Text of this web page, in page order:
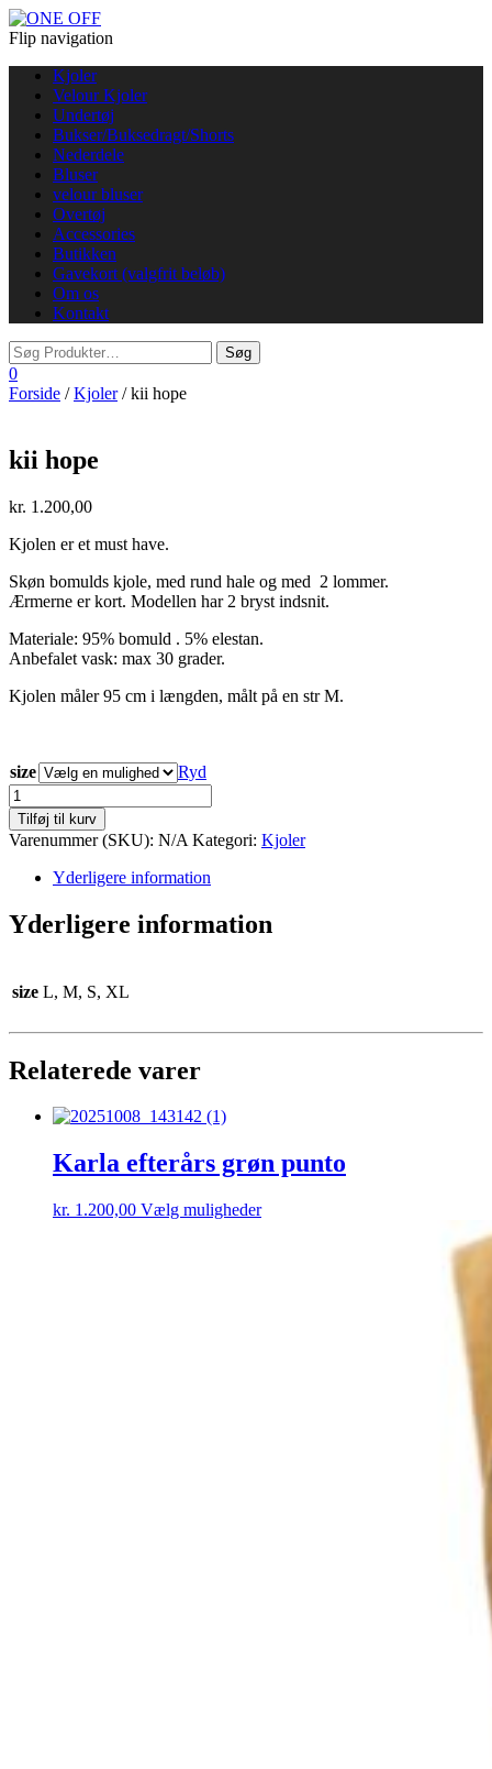
Flip navigation
Kjoler
Velour Kjoler
Undertøj
Bukser/Buksedragt/Shorts
Nederdele
Bluser
velour bluser
Overtøj
Accessories
Butikken
Gavekort (valgfrit beløb)
Om os
Kontakt
0
Forside /Kjoler/ kii hope
kii hope
kr. 1.200,00
Kjolen er et must have.
Skøn bomulds kjole, med rund hale og med 2 lommer.
Ærmerne er kort. Modellen har 2 bryst indsnit.
Materiale: 95% bomuld . 5% elestan.
Anbefalet vask: max 30 grader.
Kjolen måler 95 cm i længden, målt på en str M.
size
Ryd
kii
hope
antal
Tilføj til kurv
Varenummer (SKU): N/A Kategori: Kjoler
Yderligere information
Yderligere information
size L, M, S, XL
Relaterede varer
Karla efterårs grøn punto
kr. 1.200,00 Vælg mulighederDette